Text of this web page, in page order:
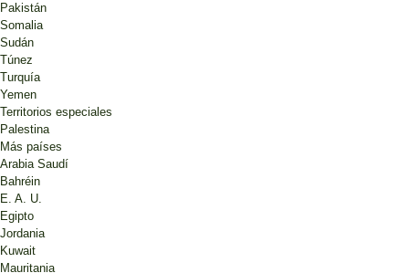
Pakistán
Somalia
Sudán
Túnez
Turquía
Yemen
Territorios especiales
Palestina
Más países
Arabia Saudí
Bahréin
E. A. U.
Egipto
Jordania
Kuwait
Mauritania